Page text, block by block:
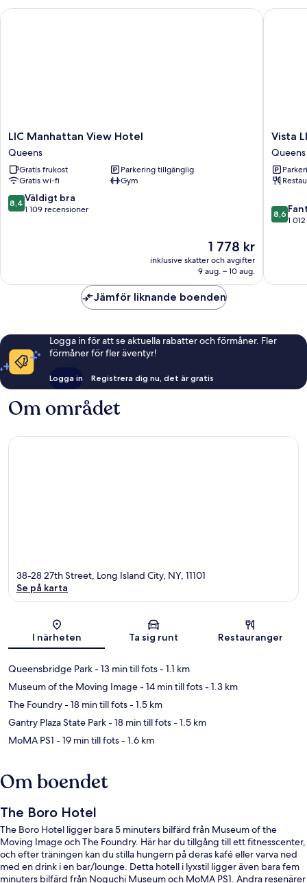
-
LIC
Manhattan
View
Hotel
Queens
LIC Manhattan View Hotel
Queens
Gratis frukost
Parkering tillgänglig
Gratis wi-fi
Gym
8.4
av
8,4 Väldigt bra
1 109 recensioner
Priset
är
1 778 kr
1 778 kr
inklusive skatter och avgifter
9 aug. – 10 aug.
LIC Manhattan View Hotel
Vista
LIC
Hotel,
BW
Premier
Queens
Vista
Queens
8.6
av
8,6
1
Vista
Jämför liknande boenden
Logga in för att se aktuella rabatter och förmåner. Fler
förmåner för fler äventyr!
Logga in Registrera dig nu, det är gratis
Om området
Karta
38-28 27th Street, Long Island City, NY, 11101
Se på karta
I närheten Ta sig runt Restauranger
Queensbridge Park- 13 min till fots- 1.1 km
Museum of the Moving Image- 14 min till fots- 1.3 km
The Foundry- 18 min till fots- 1.5 km
Gantry Plaza State Park- 18 min till fots- 1.5 km
MoMA PS1 - 19 min till fots- 1.6 km
Om boendet
The Boro Hotel
The Boro Hotel ligger bara 5 minuters bilfärd från Museum of the
Moving Image och The Foundry. Här har du tillgång till ett fitnesscenter,
och efter träningen kan du stilla hungern på deras kafé eller varva ned
med en drink i en bar/lounge. Detta hotell i lyxstil ligger även bara fem
minuters bilfärd från Noguchi Museum och MoMA PS1. Andra resenärer